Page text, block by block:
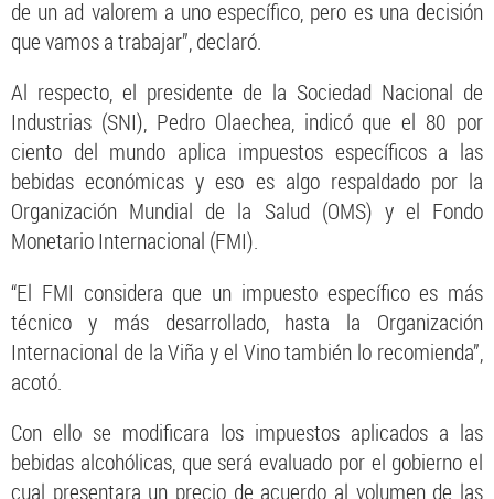
de un ad valorem a uno específico, pero es una decisión
que vamos a trabajar”, declaró.
Al respecto, el presidente de la Sociedad Nacional de
Industrias (SNI), Pedro Olaechea, indicó que el 80 por
ciento del mundo aplica impuestos específicos a las
bebidas económicas y eso es algo respaldado por la
Organización Mundial de la Salud (OMS) y el Fondo
Monetario Internacional (FMI).
“El FMI considera que un impuesto específico es más
técnico y más desarrollado, hasta la Organización
Internacional de la Viña y el Vino también lo recomienda”,
acotó.
Con ello se modificara los impuestos aplicados a las
bebidas alcohólicas, que será evaluado por el gobierno el
cual presentara un precio de acuerdo al volumen de las